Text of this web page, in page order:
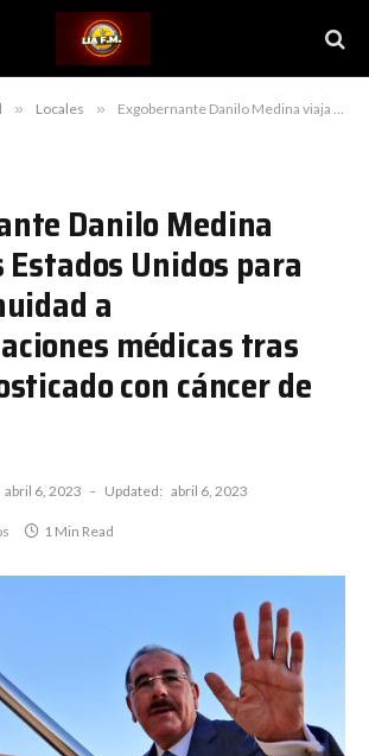
» Locales » Exgobernante Danilo Medina viaja a los Estados Unidos para dar continuidad a recomendaciones médicas tras ser diagnosticado con cáncer de próstata
Danilo Medina
Unidos para
a
médicas tras
con cáncer de
abril 6, 2023 Updated: abril 6, 2023
1 Min Read